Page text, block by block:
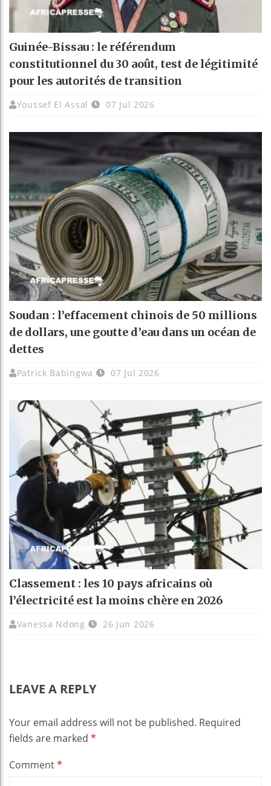
Guinée-Bissau : le référendum
constitutionnel du 30 août, test de légitimité
pour les autorités de transition
Youssef El Assal 07 Jul 2026
Soudan : l’effacement chinois de 50 millions
de dollars, une goutte d’eau dans un océan de
dettes
Patrick Babingwa 07 Jul 2026
Classement : les 10 pays africains où
l’électricité est la moins chère en 2026
Vanessa Ndong 26 Jun 2026
LEAVE A REPLY
Your email address will not be published. Required
fields are marked *
Comment*